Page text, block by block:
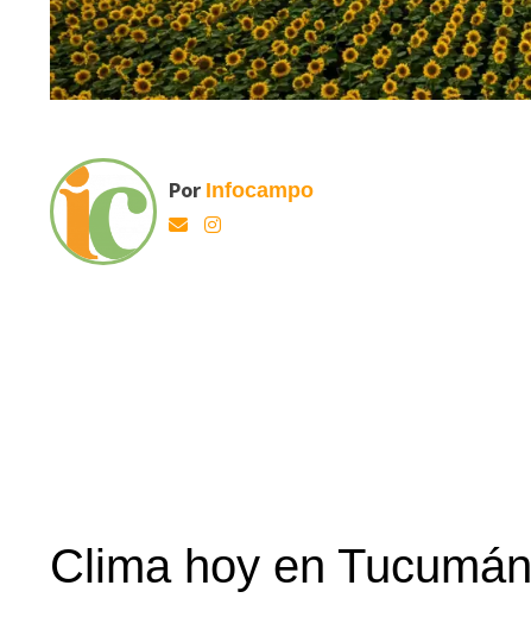
Por Infocampo
Clima hoy en Tucumán